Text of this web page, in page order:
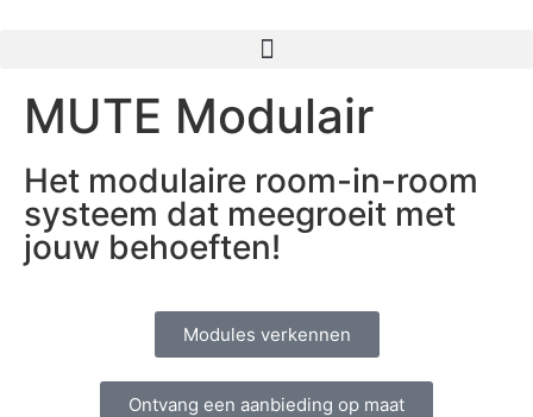
MUTE Modulair
Het modulaire room-in-room
systeem dat meegroeit met
jouw behoeften!
Modules verkennen
Ontvang een aanbieding op maat